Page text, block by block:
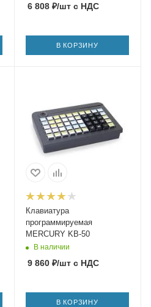
6 808₽/штс НДС
В КОРЗИНУ
Клавиатура
программируемая
MERCURY KB-50
В наличии
9 860₽/штс НДС
В КОРЗИНУ